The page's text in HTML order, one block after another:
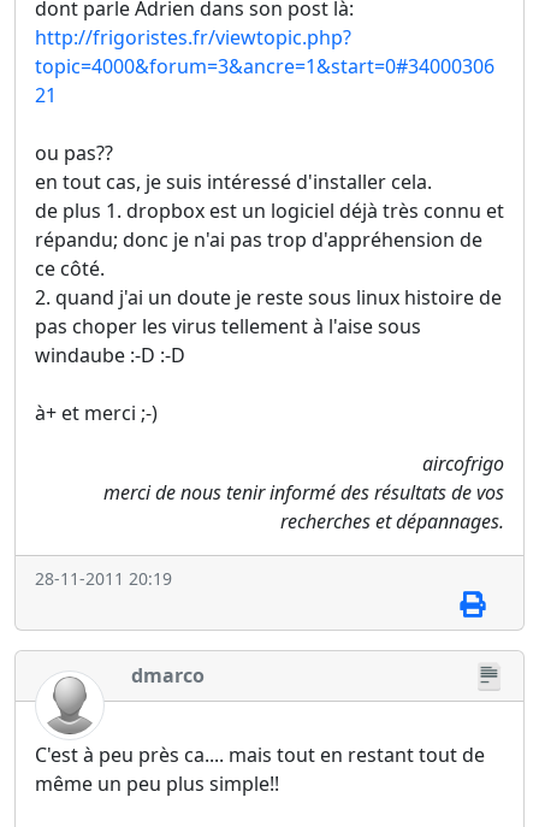
dont parle Adrien dans son post là:
http://frigoristes.fr/viewtopic.php?
topic=4000&forum=3&ancre=1&start=0#34000306
21
ou pas??
en tout cas, je suis intéressé d'installer cela.
de plus 1. dropbox est un logiciel déjà très connu et
répandu; donc je n'ai pas trop d'appréhension de
ce côté.
2. quand j'ai un doute je reste sous linux histoire de
pas choper les virus tellement à l'aise sous
windaube :-D :-D
à+ et merci ;-)
aircofrigo
merci de nous tenir informé des résultats de vos
recherches et dépannages.
28-11-2011 20:19
dmarco
C'est à peu près ca.... mais tout en restant tout de
même un peu plus simple!!